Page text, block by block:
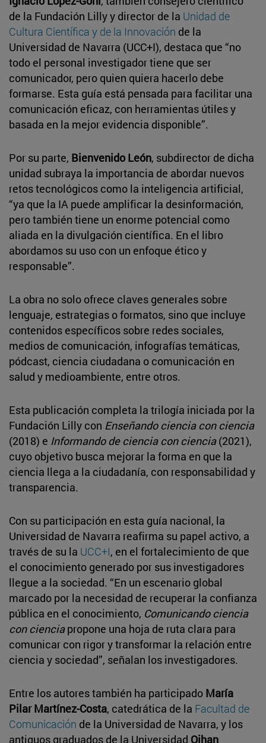
de la Fundación Lilly y director de la Unidad de
Cultura Científica y de la Innovación de la
Universidad de Navarra (UCC+I), destaca que “no
todo el personal investigador tiene que ser
comunicador, pero quien quiera hacerlo debe
formarse. Esta guía está pensada para facilitar una
comunicación eficaz, con herramientas útiles y
basada en la mejor evidencia disponible”.
Por su parte, Bienvenido León, subdirector de dicha
unidad subraya la importancia de abordar nuevos
retos tecnológicos como la inteligencia artificial,
“ya que la IA puede amplificar la desinformación,
pero también tiene un enorme potencial como
aliada en la divulgación científica. En el libro
abordamos su uso con un enfoque ético y
responsable”.
La obra no solo ofrece claves generales sobre
lenguaje, estrategias o formatos, sino que incluye
contenidos específicos sobre redes sociales,
medios de comunicación, infografías temáticas,
pódcast, ciencia ciudadana o comunicación en
salud y medioambiente, entre otros.
Esta publicación completa la trilogía iniciada por la
Fundación Lilly con Enseñando ciencia con ciencia
(2018) e Informando de ciencia con ciencia(2021),
cuyo objetivo busca mejorar la forma en que la
ciencia llega a la ciudadanía, con responsabilidad y
transparencia.
Con su participación en esta guía nacional, la
Universidad de Navarra reafirma su papel activo, a
través de su la UCC+I, en el fortalecimiento de que
el conocimiento generado por sus investigadores
llegue a la sociedad. “En un escenario global
marcado por la necesidad de recuperar la confianza
pública en el conocimiento, Comunicando ciencia
con cienciapropone una hoja de ruta clara para
comunicar con rigor y transformar la relación entre
ciencia y sociedad”, señalan los investigadores.
Entre los autores también ha participado María
Pilar Martínez-Costa, catedrática de la Facultad de
Comunicación de la Universidad de Navarra, y los
antiguos graduados de la Universidad Oihan